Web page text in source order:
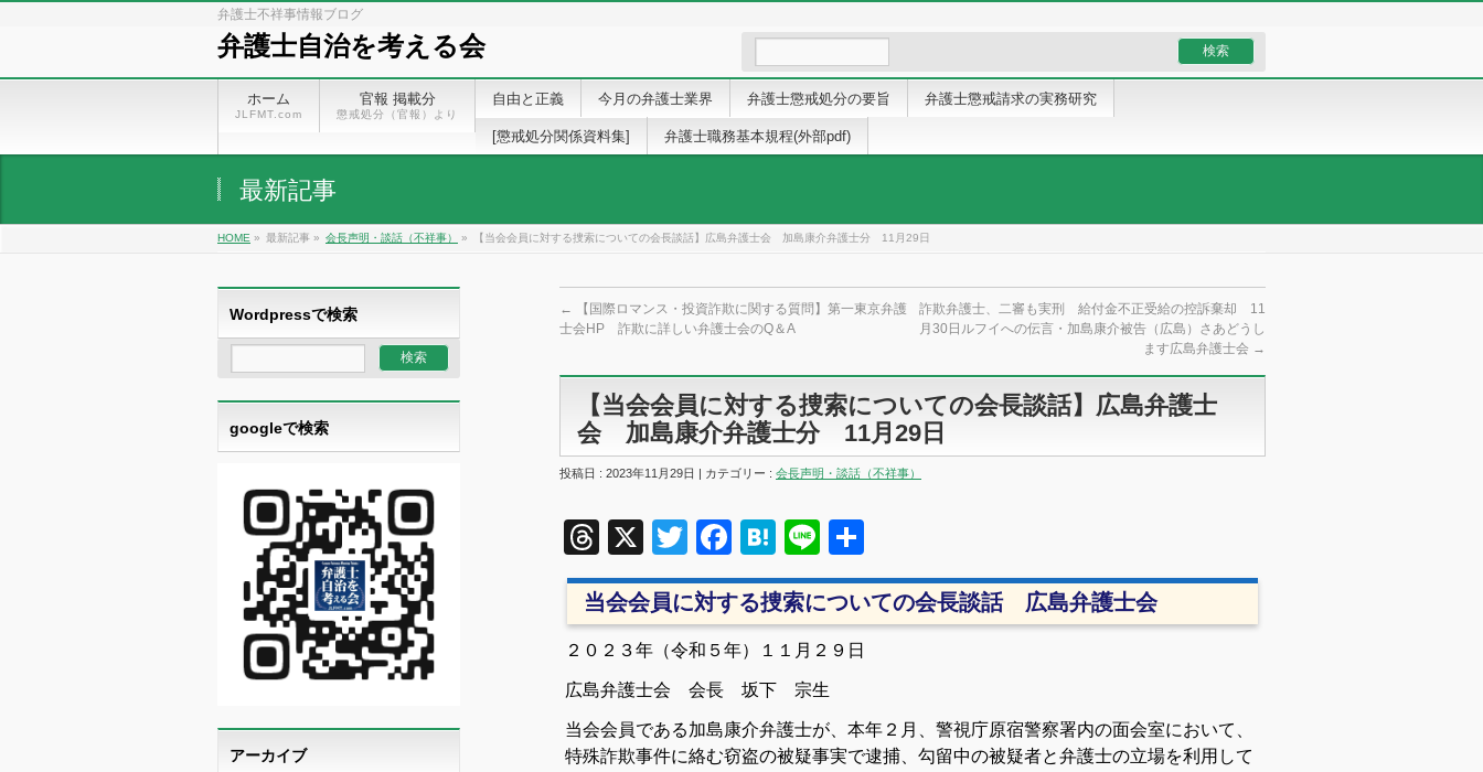
弁護士不祥事情報ブログ
弁護士自治を考える会
ホーム
JLFMT.com
官報 掲載分
懲戒処分（官報）より
自由と正義 今月の弁護士業界 弁護士懲戒処分の要旨 弁護士懲戒請求の実務研究
[懲戒処分関係資料集] 弁護士職務基本規程(外部pdf)
最新記事
HOME » 最新記事 » 会長声明・談話（不祥事） » 【当会会員に対する捜索についての会長談話】広島弁護士会 加島康介弁護士分 11月29日
←
【国際ロマンス・投資詐欺に関する質問】第一東京弁護
士会HP 詐欺に詳しい弁護士会のQ＆A
詐欺弁護士、二審も実刑 給付金不正受給の控訴棄却 11
月30日ルフイへの伝言・加島康介被告（広島）さあどうし
ます広島弁護士会 →
【当会会員に対する捜索についての会長談話】広島弁護士
会 加島康介弁護士分 11月29日
投稿日 : 2023年11月29日 | カテゴリー : 会長声明・談話（不祥事）
Threads
X TwitterFacebook
Hatena
Line
有
当会会員に対する捜索についての会長談話 広島弁護士会
２０２３年（令和５年）１１月２９日
広島弁護士会 会長 坂下 宗生
当会会員である加島康介弁護士が、本年２月、警視庁原宿警察署内の面会室において、
特殊詐欺事件に絡む窃盗の被疑事実で逮捕、勾留中の被疑者と弁護士の立場を利用して
Wordpressで検索
googleで検索
アーカイブ